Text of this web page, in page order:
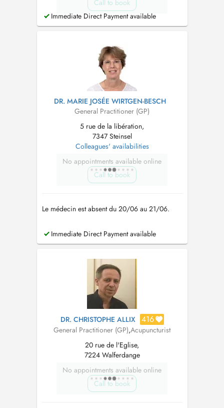
Call to book
Immediate Direct Payment available
DR. MARIE JOSÉE WIRTGEN-BESCH
General Practitioner (GP)
5 rue de la libération,
7347 Steinsel
Colleagues' availabilities
No appointments available online
Call to book
Le médecin est absent du 20/06 au 21/06.
Immediate Direct Payment available
DR. CHRISTOPHE ALLIX 416
General Practitioner (GP),Acupuncturist
20 rue de l'Eglise,
7224 Walferdange
No appointments available online
Call to book